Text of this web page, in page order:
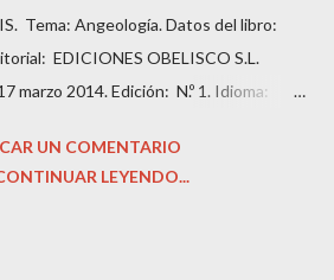
Tema: Angeología. Datos del libro:
EDICIONES OBELISCO S.L.
marzo 2014. Edición: ‎ N.º 1. Idioma:
producto: ‎ 499 g Dimensiones:
Estado del libro: Muy bueno, como
UN COMENTARIO
LEYENDO...